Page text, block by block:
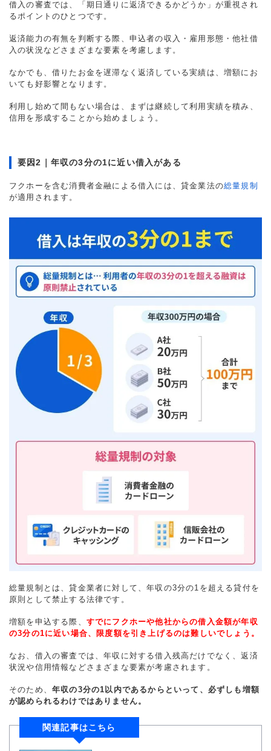
借入の審査では、「期日通りに返済できるかどうか」が重視され
るポイントのひとつです。
返済能力の有無を判断する際、申込者の収入・雇用形態・他社借
入の状況などさまざまな要素を考慮します。
なかでも、借りたお金を遅滞なく返済している実績は、増額にお
いても好影響となります。
利用し始めて間もない場合は、まずは継続して利用実績を積み、
信用を形成することから始めましょう。
要因2｜年収の3分の1に近い借入がある
フクホーを含む消費者金融による借入には、貸金業法の総量規制
が適用されます。
総量規制とは、貸金業者に対して、年収の3分の1を超える貸付を
原則として禁止する法律です。
増額を申込する際、 すでにフクホーや他社からの借入金額が年収
の3分の1に近い場合、限度額を引き上げるのは難しいでしょう。
なお、借入の審査では、年収に対する借入残高だけでなく、返済
状況や信用情報などさまざまな要素が考慮されます。
そのため、 年収の3分の1以内であるからといって、必ずしも増額
が認められるわけではありません。
関連記事はこちら